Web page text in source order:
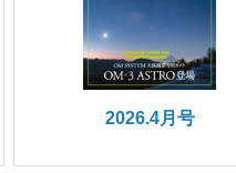
2026.4月号